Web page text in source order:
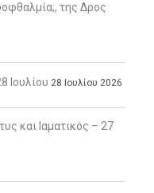
της Δρος
Ιουλίου 28 Ιουλίου 2026
και Ιαματικός – 27